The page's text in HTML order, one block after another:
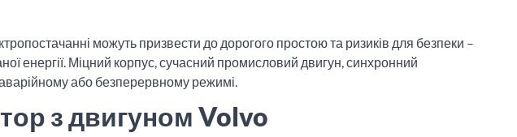
можуть призвести до дорогого простою та ризиків для безпеки –
енергії. Міцний корпус, сучасний промисловий двигун, синхронний
або безперервному режимі.
з двигуном Volvo